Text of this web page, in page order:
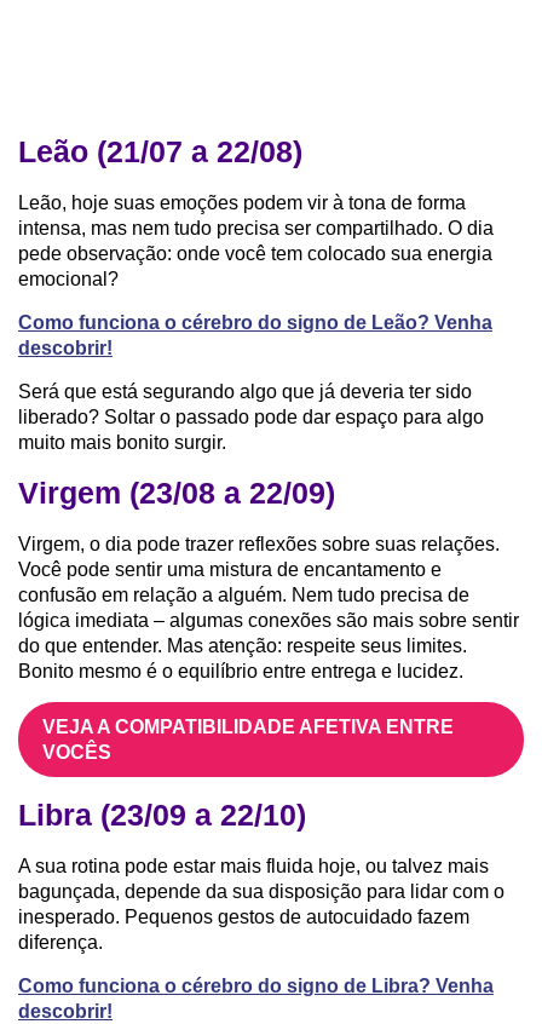
Leão (21/07 a 22/08)
Leão, hoje suas emoções podem vir à tona de forma
intensa, mas nem tudo precisa ser compartilhado. O dia
pede observação: onde você tem colocado sua energia
emocional?
Como funciona o cérebro do signo de Leão? Venha
descobrir!
Será que está segurando algo que já deveria ter sido
liberado? Soltar o passado pode dar espaço para algo
muito mais bonito surgir.
Virgem (23/08 a 22/09)
Virgem, o dia pode trazer reflexões sobre suas relações.
Você pode sentir uma mistura de encantamento e
confusão em relação a alguém. Nem tudo precisa de
lógica imediata – algumas conexões são mais sobre sentir
do que entender. Mas atenção: respeite seus limites.
Bonito mesmo é o equilíbrio entre entrega e lucidez.
VEJA A COMPATIBILIDADE AFETIVA ENTRE
VOCÊS
Libra (23/09 a 22/10)
A sua rotina pode estar mais fluida hoje, ou talvez mais
bagunçada, depende da sua disposição para lidar com o
inesperado. Pequenos gestos de autocuidado fazem
diferença.
Como funciona o cérebro do signo de Libra? Venha
descobrir!